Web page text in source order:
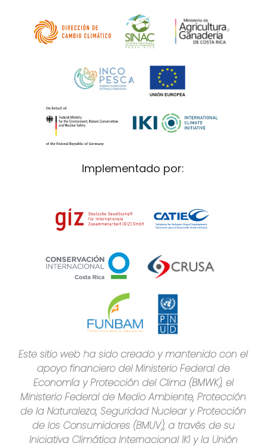
Implementado por:
Este sitio web ha sido creado y mantenido con el
apoyo financiero del Ministerio Federal de
Economía y Protección del Clima (BMWK), el
Ministerio Federal de Medio Ambiente, Protección
de la Naturaleza, Seguridad Nuclear y Protección
de los Consumidores (BMUV), a través de su
Iniciativa Climática Internacional IKI y la Unión